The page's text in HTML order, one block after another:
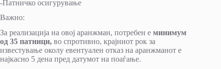
-Патничко осигурување
Важно:
За реализација на овој аранжман, потребен е минимум
од 35 патници, во спротивно, крајниот рок за
известување околу евентуален отказ на аранжманот е
најкасно 5 дена пред датумот на поаѓање.